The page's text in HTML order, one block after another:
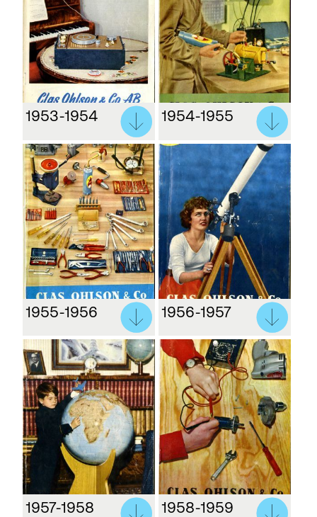
1953-1954 1954-1955
1955-1956 1956-1957
1957-1958 1958-1959